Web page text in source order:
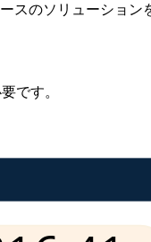
スのソリューショ
です。